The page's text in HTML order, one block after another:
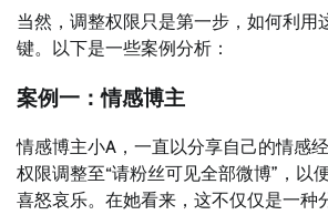
当然，调整权限只是第一步，如何利用
键。以下是一些案例分析：
案例一：情感博主
情感博主小A，一直以分享自己的情感
权限调整至“请粉丝可见全部微博”，以
喜怒哀乐。在她看来，这不仅仅是一种